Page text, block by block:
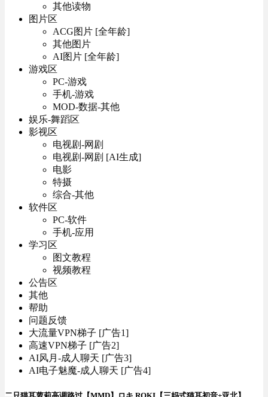
其他读物
图片区
ACG图片 [全年龄]
其他图片
AI图片 [全年龄]
游戏区
PC-游戏
手机-游戏
MOD-数据-其他
娱乐-舞蹈区
影视区
电视剧-网剧
电视剧-网剧 [AI生成]
电影
特摄
综合-其他
软件区
PC-软件
手机-应用
学习区
图文教程
视频教程
公告区
其他
帮助
问题反馈
大流量VPN梯子 [广告1]
高速VPN梯子 [广告2]
AI风月-成人聊天 [广告3]
AI电子魅魔-成人聊天 [广告4]